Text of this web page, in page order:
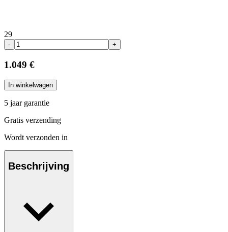
29
- +
1.049 €
In winkelwagen
5 jaar garantie
Gratis verzending
Wordt verzonden in
Beschrijving